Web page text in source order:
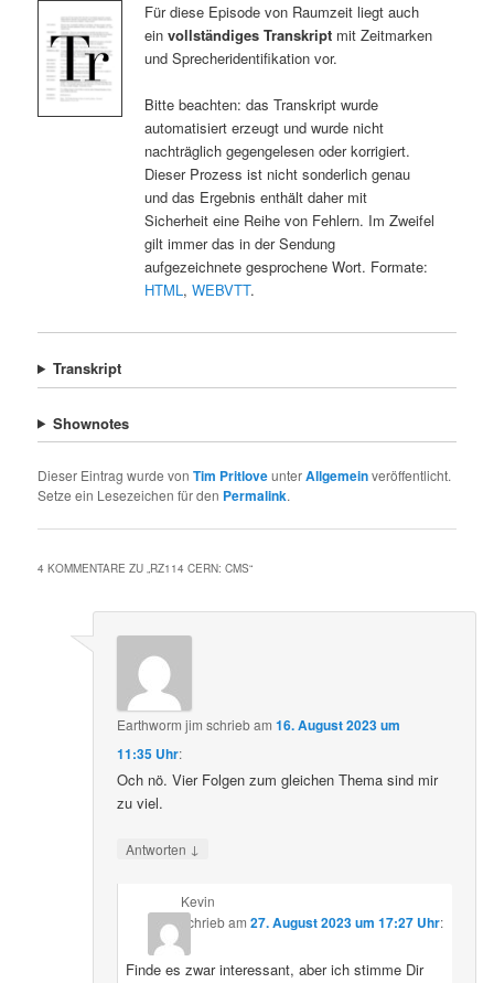
Für diese Episode von Raumzeit liegt auch
ein vollständiges Transkriptmit Zeitmarken
und Sprecheridentifikation vor.
Bitte beachten: das Transkript wurde
automatisiert erzeugt und wurde nicht
nachträglich gegengelesen oder korrigiert.
Dieser Prozess ist nicht sonderlich genau
und das Ergebnis enthält daher mit
Sicherheit eine Reihe von Fehlern. Im Zweifel
gilt immer das in der Sendung
aufgezeichnete gesprochene Wort. Formate:
HTML, WEBVTT.
Transkript
Shownotes
Dieser Eintrag wurde vonTim PritloveunterAllgemeinveröffentlicht.
Setze ein Lesezeichen für den Permalink.
4 KOMMENTARE ZU „ RZ114 CERN: CMS“
Earthworm jim schriebam16. August 2023 um
11:35 Uhr:
Och nö. Vier Folgen zum gleichen Thema sind mir
zu viel.
Antworten ↓
Kevin
schriebam 27. August 2023 um 17:27 Uhr:
Finde es zwar interessant, aber ich stimme Dir